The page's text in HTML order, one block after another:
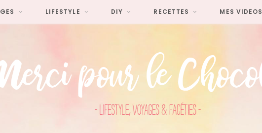
LIFESTYLE DIY RECETTES MES VIDEOS